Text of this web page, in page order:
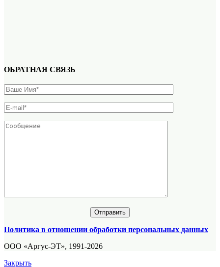
ОБРАТНАЯ СВЯЗЬ
Политика в отношении обработки персональных данных
ООО «Аргус-ЭТ», 1991-2026
Закрыть